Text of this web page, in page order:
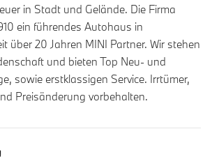
in Stadt und Gelände. Die Firma
ein führendes Autohaus in
über 20 Jahren MINI Partner. Wir stehen
und bieten Top Neu- und
sowie erstklassigen Service. Irrtümer,
Preisänderung vorbehalten.